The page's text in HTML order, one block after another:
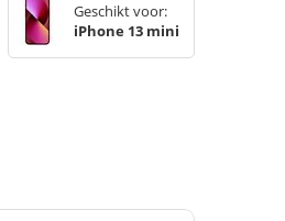
Geschikt voor:
iPhone 13 mini